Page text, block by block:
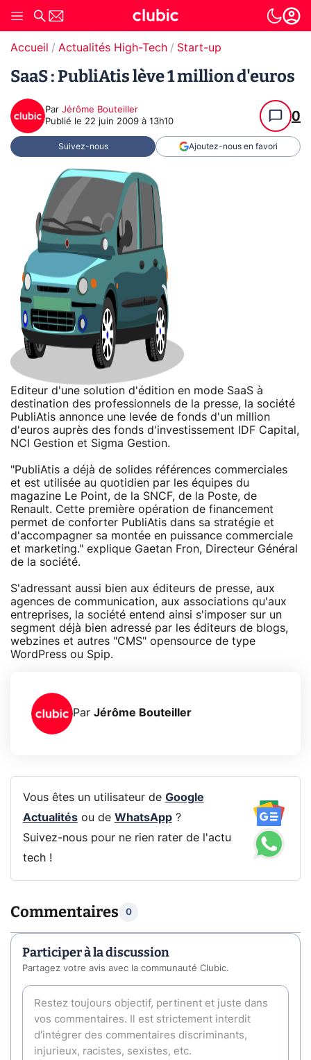
Accueil Actualités High-Tech Start-up
SaaS : PubliAtis lève 1 million d'euros
Par Jérôme Bouteiller
Publié le 22 juin 2009 à 13h10 0
Suivez-nous Ajoutez-nous en favori
Editeur d'une solution d'édition en mode SaaS à
destination des professionnels de la presse, la société
PubliAtis annonce une levée de fonds d'un million
d'euros auprès des fonds d'investissement IDF Capital,
NCI Gestion et Sigma Gestion.
"PubliAtis a déjà de solides références commerciales
et est utilisée au quotidien par les équipes du
magazine Le Point, de la SNCF, de la Poste, de
Renault. Cette première opération de financement
permet de conforter PubliAtis dans sa stratégie et
d'accompagner sa montée en puissance commerciale
et marketing." explique Gaetan Fron, Directeur Général
de la société.
S'adressant aussi bien aux éditeurs de presse, aux
agences de communication, aux associations qu'aux
entreprises, la société entend ainsi s'imposer sur un
segment déjà bien adressé par les éditeurs de blogs,
webzines et autres "CMS" opensource de type
WordPress ou Spip.
Par Jérôme Bouteiller
Vous êtes un utilisateur de Google
Actualitésou de WhatsApp?
Suivez-nous pour ne rien rater de l'actu
tech !
Commentaires 0
Participer à la discussion
Partagez votre avis avec la communauté Clubic.